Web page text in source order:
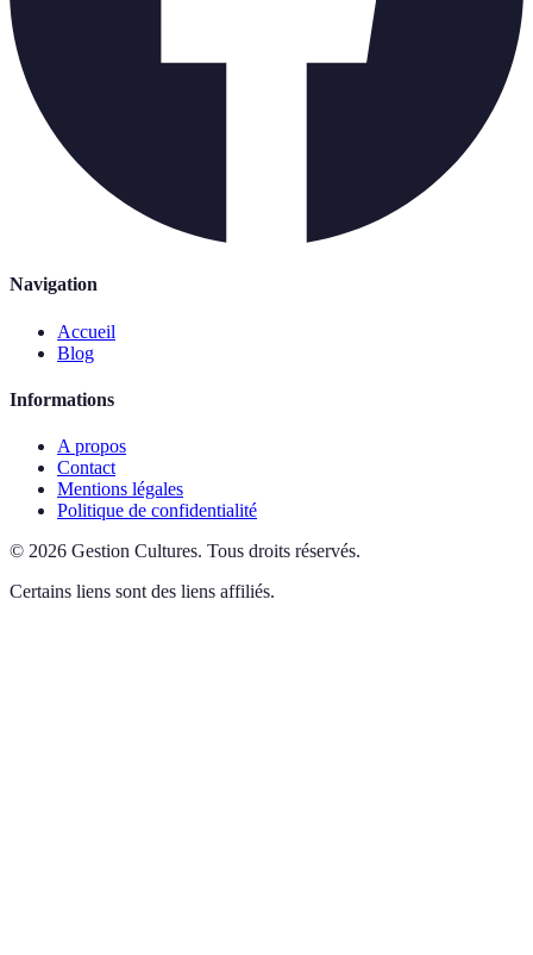
Navigation
Accueil
Blog
Informations
A propos
Contact
Mentions légales
Politique de confidentialité
© 2026 Gestion Cultures. Tous droits réservés.
Certains liens sont des liens affiliés.